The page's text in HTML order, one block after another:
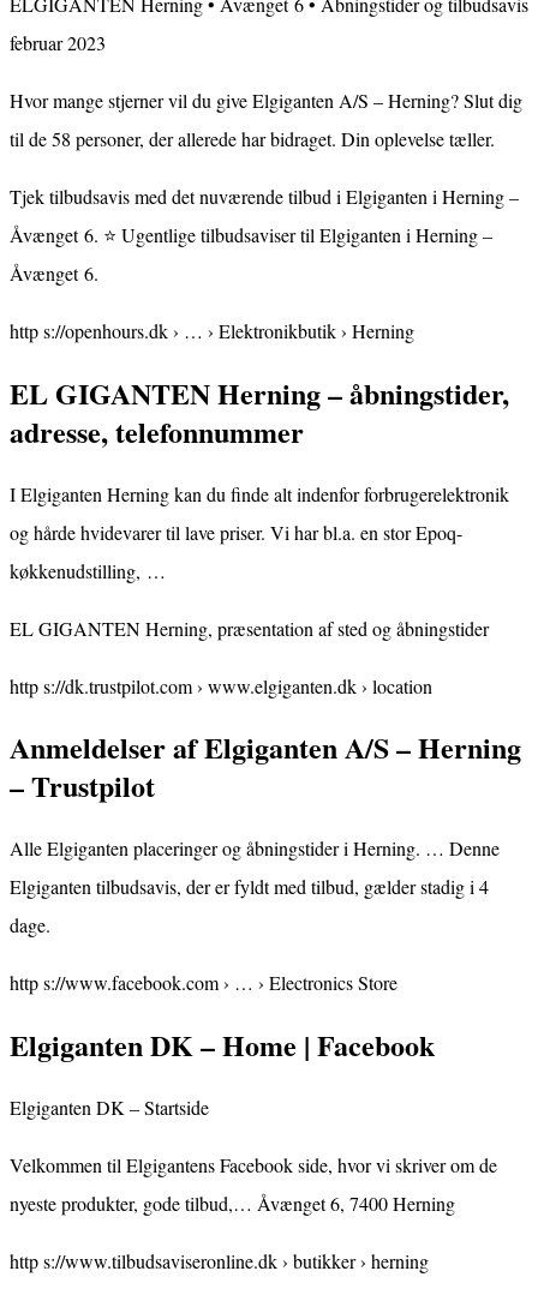
februar 2023
Hvor mange stjerner vil du give Elgiganten A/S – Herning? Slut dig
til de 58 personer, der allerede har bidraget. Din oplevelse tæller.
Tjek tilbudsavis med det nuværende tilbud i Elgiganten i Herning –
Åvænget 6. ⭐ Ugentlige tilbudsaviser til Elgiganten i Herning –
Åvænget 6.
http s://openhours.dk › … › Elektronikbutik › Herning
EL GIGANTEN Herning – åbningstider,
adresse, telefonnummer
I Elgiganten Herning kan du finde alt indenfor forbrugerelektronik
og hårde hvidevarer til lave priser. Vi har bl.a. en stor Epoq-
køkkenudstilling, …
EL GIGANTEN Herning, præsentation af sted og åbningstider
http s://dk.trustpilot.com › www.elgiganten.dk › location
Anmeldelser af Elgiganten A/S – Herning
– Trustpilot
Alle Elgiganten placeringer og åbningstider i Herning. … Denne
Elgiganten tilbudsavis, der er fyldt med tilbud, gælder stadig i 4
dage.
http s://www.facebook.com › … › Electronics Store
Elgiganten DK – Home | Facebook
Elgiganten DK – Startside
Velkommen til Elgigantens Facebook side, hvor vi skriver om de
nyeste produkter, gode tilbud,… Åvænget 6, 7400 Herning
http s://www.tilbudsaviseronline.dk › butikker › herning